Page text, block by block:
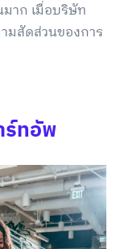
าก เมื่อบริษัท
มสัดส่วนของการ
ทอัพ